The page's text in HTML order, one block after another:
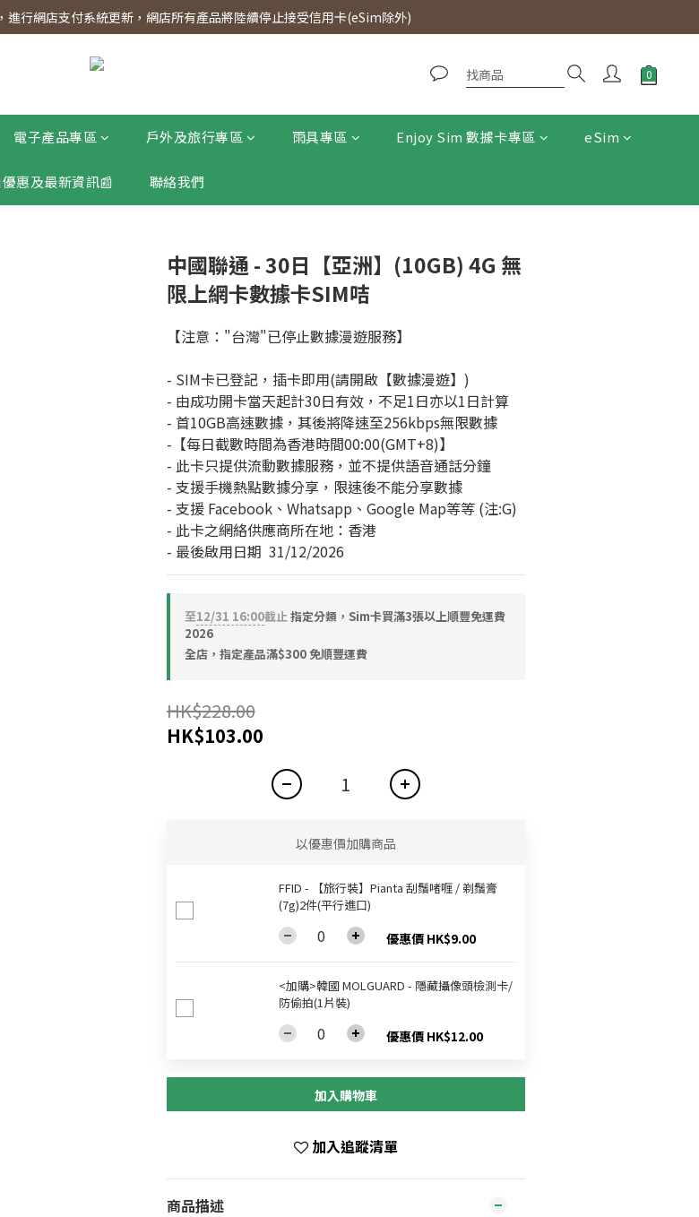
單95折!!!（優惠期至2026年12月31日）。滿$300即免運費。
進行網店支付系統更新，網店所有產品將陸續停止接受信用卡(eSim除外)
電子產品專區 戶外及旅行專區 雨具專區 Enjoy Sim 數據卡專區 eSim
惠及最新資訊📰 聯絡我們
中國聯通 - 30日【亞洲】(10GB) 4G 無
限上網卡數據卡SIM咭
【注意："台灣"已停止數據漫遊服務】
- SIM卡已登記，插卡即用(請開啟【數據漫遊】)
- 由成功開卡當天起計30日有效，不足1日亦以1日計算
- 首10GB高速數據，其後將降速至256kbps無限數據
-【每日截數時間為香港時間00:00(GMT+8)】
- 此卡只提供流動數據服務，並不提供語音通話分鐘
- 支援手機熱點數據分享，限速後不能分享數據
- 支援 Facebook、Whatsapp、Google Map等等 (注:G)
- 此卡之網絡供應商所在地：香港
- 最後啟用日期  31/12/2026
至12/31 16:00截止指定分類，Sim卡買滿3張以上順豐免運費
2026
全店，指定產品滿$300 免順豐運費
HK$228.00
HK$103.00
以優惠價加購商品
FFID - 【旅行裝】Pianta 刮鬚啫喱 / 剃鬚膏
(7g)2件(平行進口)
優惠價 HK$9.00
<加購>韓國 MOLGUARD - 隱藏攝像頭檢測卡/
防偷拍(1片裝)
優惠價 HK$12.00
加入購物車
加入追蹤清單
商品描述